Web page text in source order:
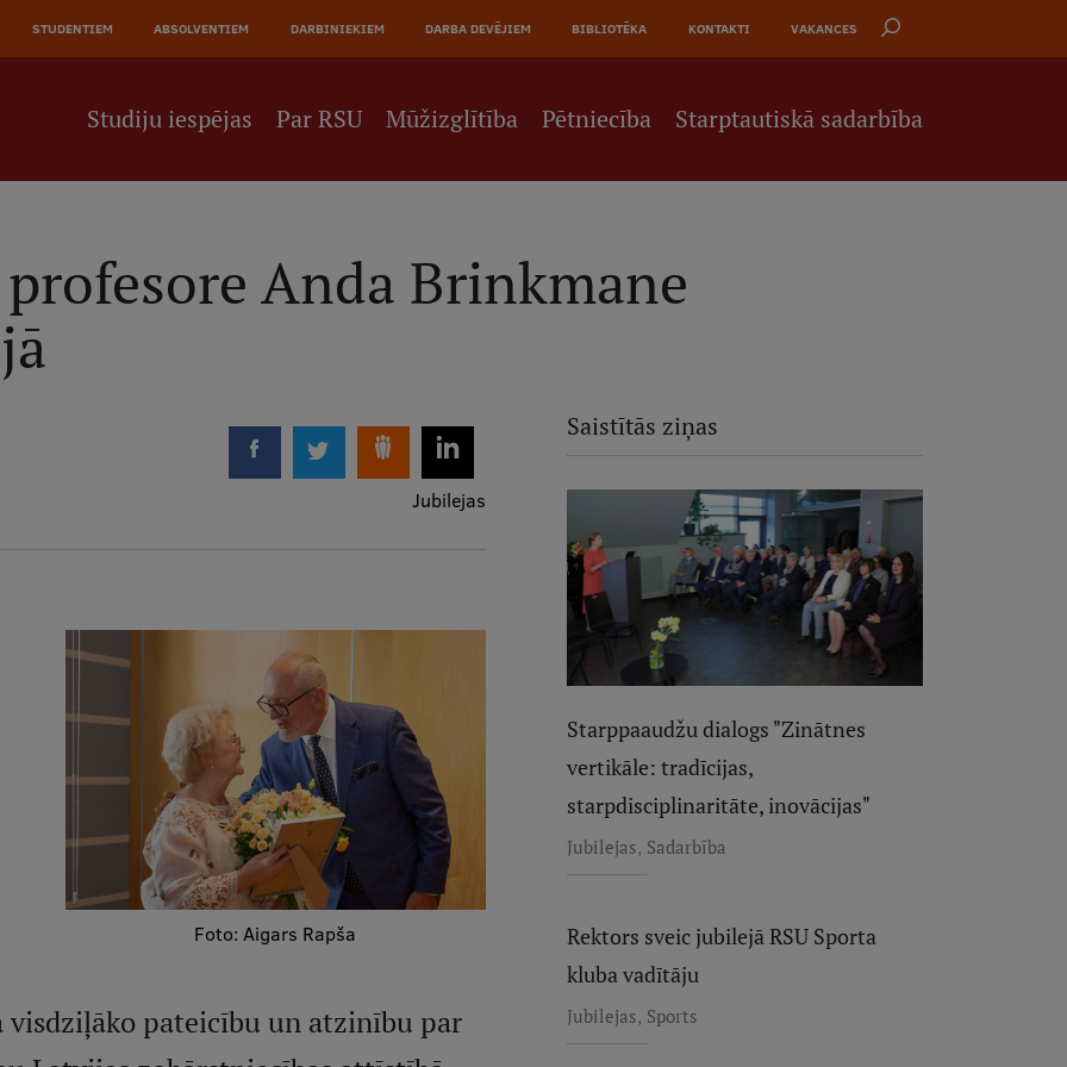
STUDENTIEM ABSOLVENTIEM DARBINIEKIEM DARBA DEVĒJIEM BIBLIOTĒKA KONTAKTI VAKANCES
Studiju iespējas Par RSU Mūžizglītība Pētniecība Starptautiskā sadarbība
Anda Brinkmane
Jubilejas
Foto: Aigars Rapša
pateicību un atzinību par
Saistītās ziņas
Starppaaudžu dialogs "Zinātnes
vertikāle: tradīcijas,
starpdisciplinaritāte, inovācijas"
Jubilejas, Sadarbība
Rektors sveic jubilejā RSU Sporta
kluba vadītāju
Jubilejas, Sports